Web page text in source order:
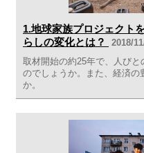
1.地球家族プロジェクト
らしの変化とは？
2018/
取材開始の約25年で、人び
のでしょうか。また、経済の
か。